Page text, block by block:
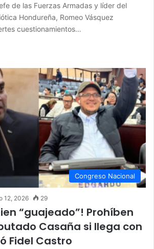
de las Fuerzas Armadas y líder del
Hondureña, Romeo Vásquez
cuestionamientos…
Congreso Nacional
12, 2026 29
“guajeado”! Prohíben
Casaña si llega con
Fidel Castro